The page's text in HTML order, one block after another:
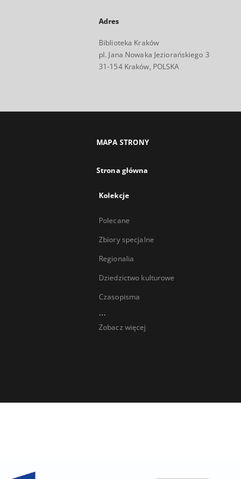
Adres
Biblioteka Kraków
pl. Jana Nowaka Jeziorańskiego 3
31-154 Kraków, POLSKA
MAPA STRONY
Strona główna
Kolekcje
Polecane
Zbiory specjalne
Regionalia
Dziedzictwo kulturowe
Czasopisma
...
Zobacz więcej